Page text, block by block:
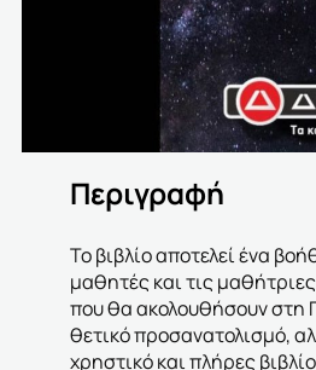
Περιγραφή
Το βιβλίο αποτελεί ένα
μαθητές και τις
που θα ακολουθήσουν στη
θετικό προσανατολισμό,
χρηστικό και πλήρες